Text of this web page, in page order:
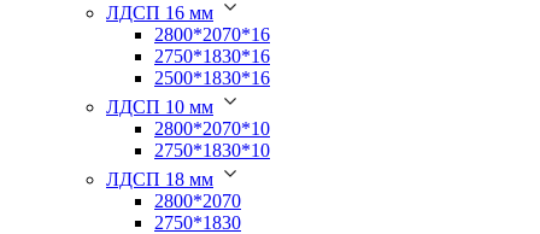
ЛДСП 16 мм
2800*2070*16
2750*1830*16
2500*1830*16
ЛДСП 10 мм
2800*2070*10
2750*1830*10
ЛДСП 18 мм
2800*2070
2750*1830